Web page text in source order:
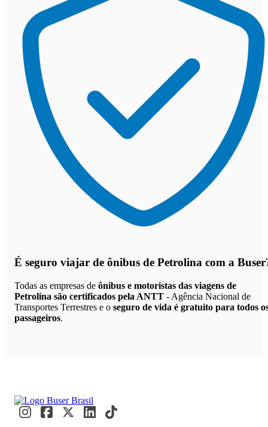
É seguro viajar de ônibus de Petrolina com a
Todas as empresas de ônibus e motoristas das viagens de
Petrolina são certificados pela ANTT - Agência Nacional de
Transportes Terrestres e o seguro de vida é gratuito para todos
passageiros.